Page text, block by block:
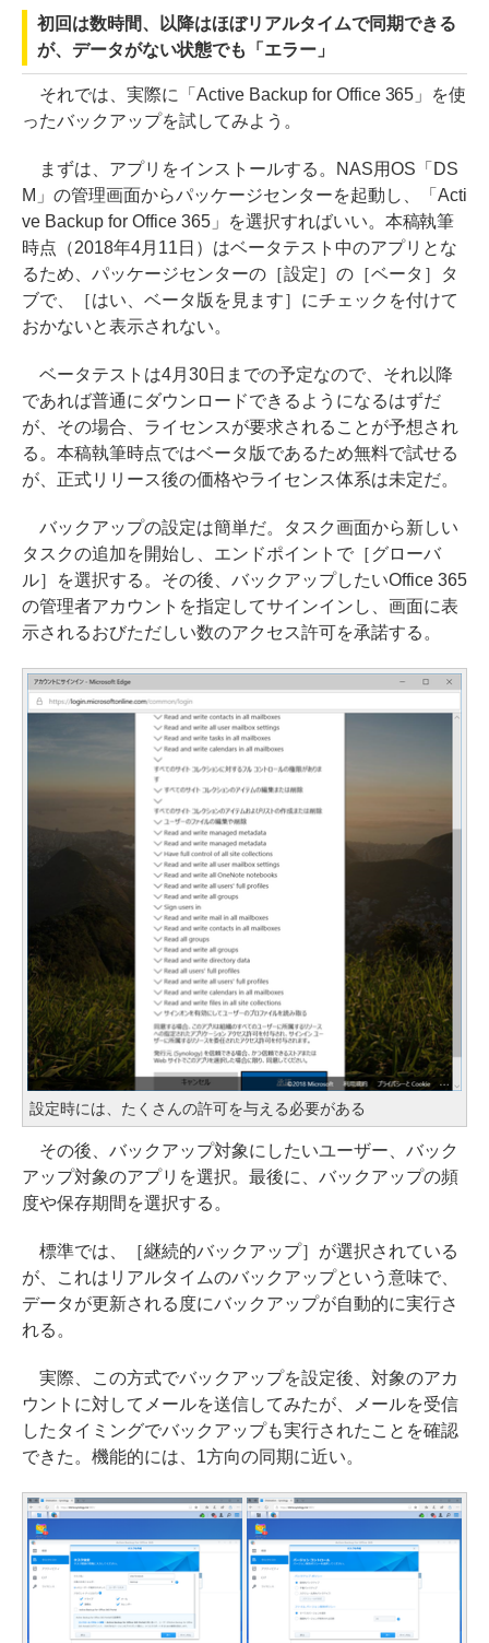
初回は数時間、以降はほぼリアルタイムで同期できる
が、データがない状態でも「エラー」
それでは、実際に「Active Backup for Office 365」を使
ったバックアップを試してみよう。
まずは、アプリをインストールする。NAS用OS「DS
M」の管理画面からパッケージセンターを起動し、「Acti
ve Backup for Office 365」を選択すればいい。本稿執筆
時点（2018年4月11日）はベータテスト中のアプリとな
るため、パッケージセンターの［設定］の［ベータ］タ
ブで、［はい、ベータ版を見ます］にチェックを付けて
おかないと表示されない。
ベータテストは4月30日までの予定なので、それ以降
であれば普通にダウンロードできるようになるはずだ
が、その場合、ライセンスが要求されることが予想され
る。本稿執筆時点ではベータ版であるため無料で試せる
が、正式リリース後の価格やライセンス体系は未定だ。
バックアップの設定は簡単だ。タスク画面から新しい
タスクの追加を開始し、エンドポイントで［グローバ
ル］を選択する。その後、バックアップしたいOffice 365
の管理者アカウントを指定してサインインし、画面に表
示されるおびただしい数のアクセス許可を承諾する。
設定時には、たくさんの許可を与える必要がある
その後、バックアップ対象にしたいユーザー、バック
アップ対象のアプリを選択。最後に、バックアップの頻
度や保存期間を選択する。
標準では、［継続的バックアップ］が選択されている
が、これはリアルタイムのバックアップという意味で、
データが更新される度にバックアップが自動的に実行さ
れる。
実際、この方式でバックアップを設定後、対象のアカ
ウントに対してメールを送信してみたが、メールを受信
したタイミングでバックアップも実行されたことを確認
できた。機能的には、1方向の同期に近い。